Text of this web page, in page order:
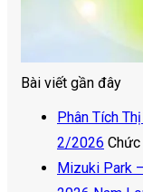
Bài viết gần đây
Phân Tích
2/2026
Mizuki Park